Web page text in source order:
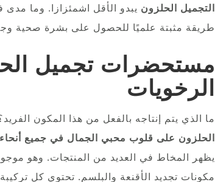
التجميل الحلزون يبدو الأقل اشمئزازا. وما
طريقة مثبتة علميًا للحصول على بشرة صحية
مستحضرات تجميل
الرخويات
ما الذي يتم إنتاجه بالفعل من هذا المكون
الحلزون على قلوب محبي الجمال في جميع أنحاء
يظهر المخاط في العديد من المنتجات. وهو
مكونات تجديد الأقنعة والبلسم. تحتوي كل